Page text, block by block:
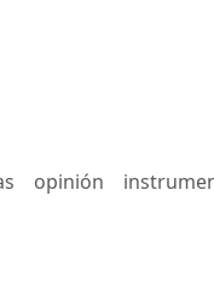
opinión